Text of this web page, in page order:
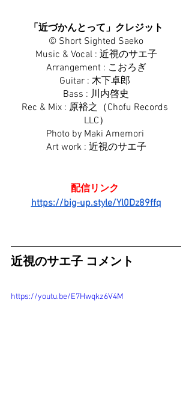
「近づかんとって」クレジット
©︎ Short Sighted Saeko
Music & Vocal : 近視のサエ子
Arrangement : こおろぎ
Guitar : 木下卓郎
Bass : 川内啓史
Rec & Mix : 原裕之（Chofu Records
LLC）
Photo by Maki Amemori
Art work : 近視のサエ子
配信リンク
https://big-up.style/Yl0Dz89ffq
近視のサエ子 コメント
https://youtu.be/E7Hwqkz6V4M